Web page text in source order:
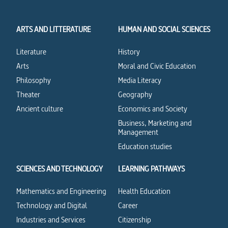
ARTS AND LITTERATURE
Literature
Arts
Philosophy
Theater
Ancient culture
HUMAN AND SOCIAL SCIENCES
History
Moral and Civic Education
Media Literacy
Geography
Economics and Society
Business, Marketing and
Management
Education studies
SCIENCES AND TECHNOLOGY
Mathematics and Engineering
Technology and Digital
Industries and Services
LEARNING PATHWAYS
Health Education
Career
Citizenship